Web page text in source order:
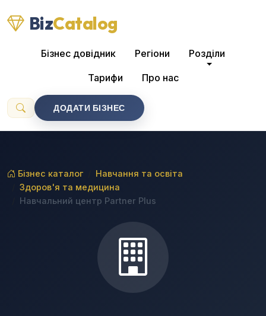
BizCatalog
Бізнес довідник Регіони Розділи
Тарифи Про нас
ДОДАТИ БІЗНЕС
Бізнес каталог
Навчання та освіта
Здоров'я та медицина
Навчальний центр Partner Plus